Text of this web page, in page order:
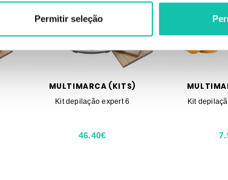
Permitir seleção
MULTIMARCA (KITS)
Kit depilação expert 6
46.40€
Kit